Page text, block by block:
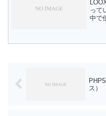
って
中で
と、
ス）